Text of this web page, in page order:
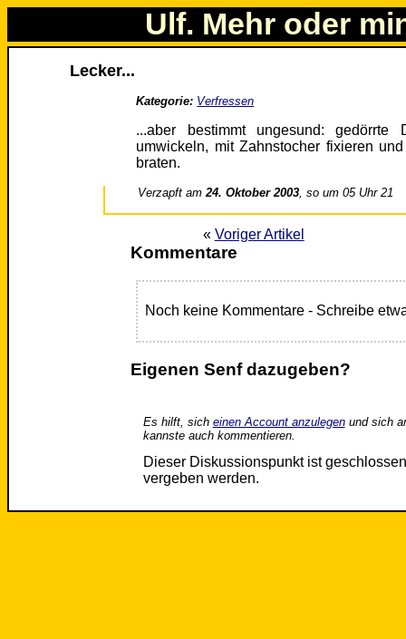
Ulf. Mehr oder
Lecker...
Kategorie: Verfressen
...aber bestimmt ungesund: gedörrte
umwickeln, mit Zahnstocher fixieren
braten.
Verzapft am24. Oktober 2003, so um 05 Uhr 21
« Voriger Artikel
Kommentare
Noch keine Kommentare - Schreibe
Eigenen Senf dazugeben?
Es hilft, sich einen Account anzulegenund sich
kannste auch kommentieren.
Dieser Diskussionspunkt ist
vergeben werden.